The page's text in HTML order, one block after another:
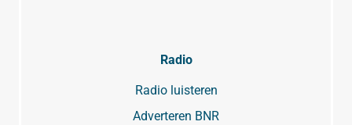
Radio
Radio luisteren
Adverteren BNR